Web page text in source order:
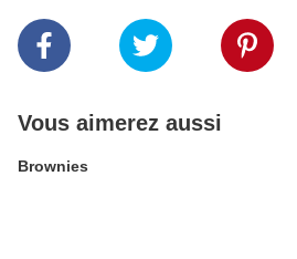
Vous aimerez aussi
Brownies